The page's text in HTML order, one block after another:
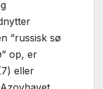
”russisk sø
op, er
eller